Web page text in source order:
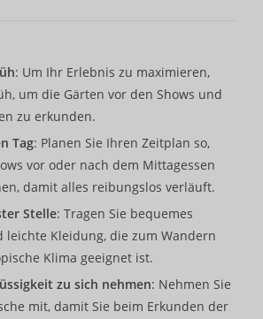
: Um Ihr Erlebnis zu maximieren,
um die Gärten vor den Shows und
zu erkunden.
Tag: Planen Sie Ihren Zeitplan so,
vor oder nach dem Mittagessen
damit alles reibungslos verläuft.
Stelle: Tragen Sie bequemes
leichte Kleidung, die zum Wandern
Klima geeignet ist.
zu sich nehmen: Nehmen Sie
mit, damit Sie beim Erkunden der